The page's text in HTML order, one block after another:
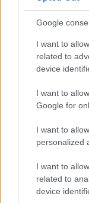
Google
I want to
related to
device
I want to
Google for
I want to
personalized
I want to
related to
device